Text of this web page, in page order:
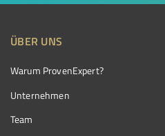
ÜBER UNS
Warum ProvenExpert?
Unternehmen
Team